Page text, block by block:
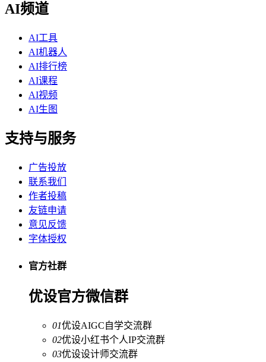
AI频道
AI工具
AI机器人
AI排行榜
AI课程
AI视频
AI生图
支持与服务
广告投放
联系我们
作者投稿
友链申请
意见反馈
字体授权
官方社群
优设官方微信群
01优设AIGC自学交流群
02优设小红书个人IP交流群
03优设设计师交流群